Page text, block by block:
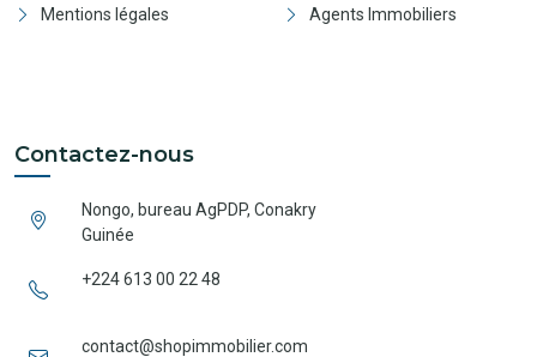
Mentions légales Agents Immobiliers
Contactez-nous
Nongo, bureau AgPDP, Conakry
Guinée
+224 613 00 22 48
contact@shopimmobilier.com